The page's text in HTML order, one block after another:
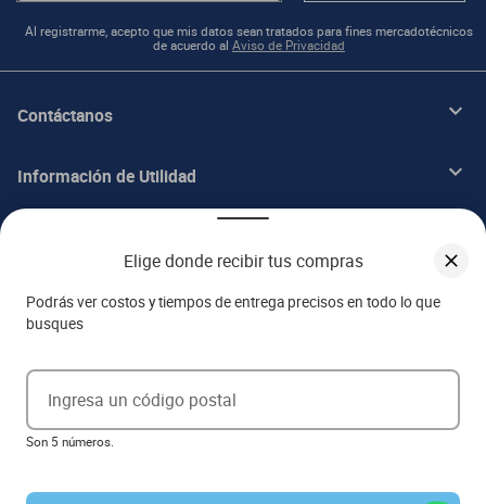
Elige donde recibir tus compras
Podrás ver costos y tiempos de entrega precisos en todo lo que
busques
Ingresa un código postal
Son 5 números.
Al registrarme, acepto que mis datos sean tratados para fines mercadotécnicos
de acuerdo al Aviso de Privacidad
Contáctanos
Información de Utilidad
Acerca de ITALIKA
Aviso de privacidad
Ejerce tus derechos ARCO
Términos y condiciones
Las promociones dewww.italika.mxpueden diferir de las promociones publicadas en tienda. El